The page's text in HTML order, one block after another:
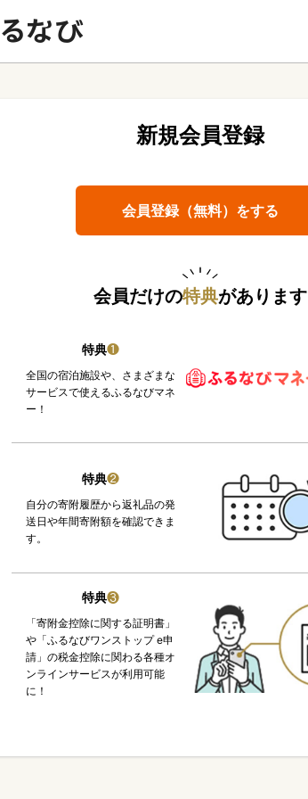
新規会員登録
会員登録（無料）をする
会員だけの特典があります
特典❶
全国の宿泊施設や、さまざまな
サービスで使えるふるなびマネ
ー！
特典❷
自分の寄附履歴から返礼品の発
送日や年間寄附額を確認できま
す。
特典❸
「寄附金控除に関する証明書」
や「ふるなびワンストップ e申
請」の税金控除に関わる各種オ
ンラインサービスが利用可能
に！